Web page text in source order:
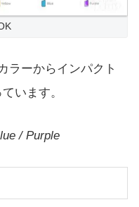
ラーからインパクト
います。
/ Purple